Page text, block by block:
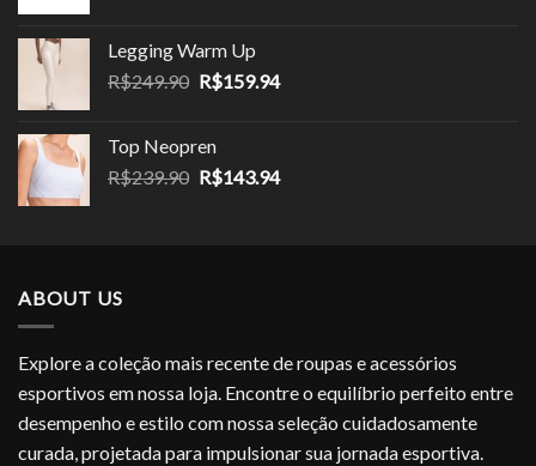
era:
R$199.99.R$99.95.
Legging Warm Up
R$249.90 O
era:
R$249.90.
R$159.94O
R$159.94.
Top Neopren
R$239.90 O
R$143.94O
ABOUT US
Explore a coleção mais recente de roupas e acessórios
esportivos em nossa loja. Encontre o equilíbrio perfeito entre
desempenho e estilo com nossa seleção cuidadosamente
curada, projetada para impulsionar sua jornada esportiva.